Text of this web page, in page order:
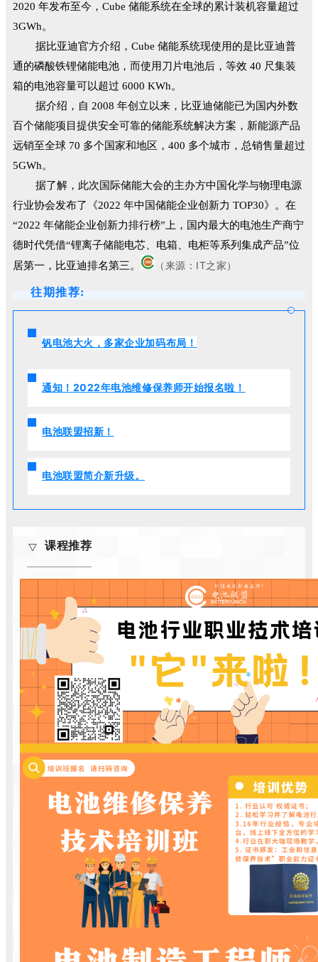
2020 年发布至今，Cube 储能系统在全球的累计装机容量超过
3GWh。
据比亚迪官方介绍，Cube 储能系统现使用的是比亚迪普
通的磷酸铁锂储能电池，而使用刀片电池后，等效 40 尺集装
箱的电池容量可以超过 6000 KWh。
据介绍，自 2008 年创立以来，比亚迪储能已为国内外数
百个储能项目提供安全可靠的储能系统解决方案，新能源产品
远销至全球 70 多个国家和地区，400 多个城市，总销售量超过
5GWh。
据了解，此次国际储能大会的主办方中国化学与物理电源
行业协会发布了《2022 年中国储能企业创新力 TOP30》。在
“2022 年储能企业创新力排行榜”上，国内最大的电池生产商宁
德时代凭借“锂离子储能电芯、电箱、电柜等系列集成产品”位
居第一，比亚迪排名第三。
（来源：IT之家）
往期推荐:
钒电池大火，多家企业加码布局！
通知！2022年电池维修保养师开始报名啦！
电池联盟招新！
电池联盟简介新升级。
课程推荐